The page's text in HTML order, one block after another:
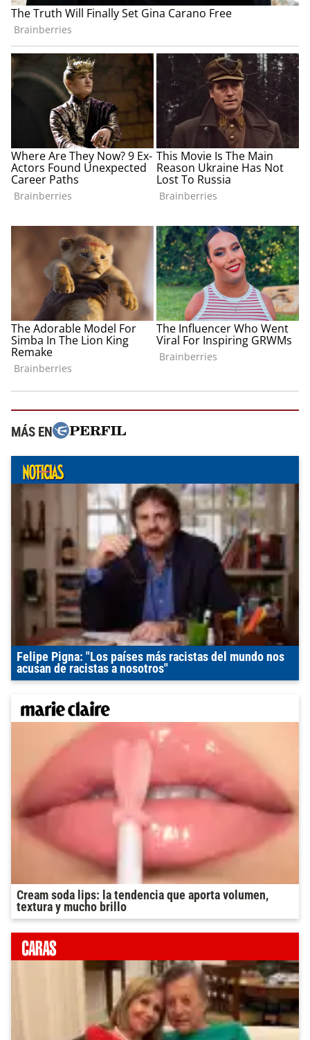
MÁS EN
Felipe Pigna: "Los países más racistas del mundo nos
acusan de racistas a nosotros"
Cream soda lips: la tendencia que aporta volumen,
textura y mucho brillo